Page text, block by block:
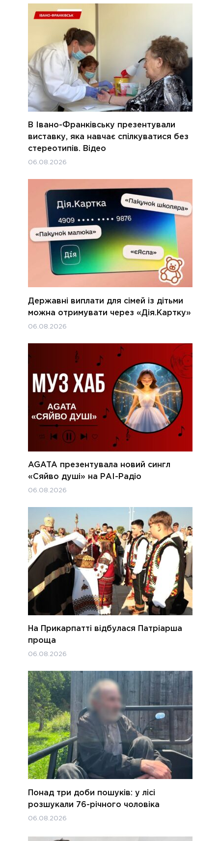
В Івано-Франківську презентували
виставку, яка навчає спілкуватися без
стереотипів. Відео
06.08.2026
Державні виплати для сімей із дітьми
можна отримувати через «Дія.Картку»
06.08.2026
AGATA презентувала новий сингл
«Сяйво душі» на РАІ-Радіо
06.08.2026
На Прикарпатті відбулася Патріарша
проща
06.08.2026
Понад три доби пошуків: у лісі
розшукали 76-річного чоловіка
06.08.2026